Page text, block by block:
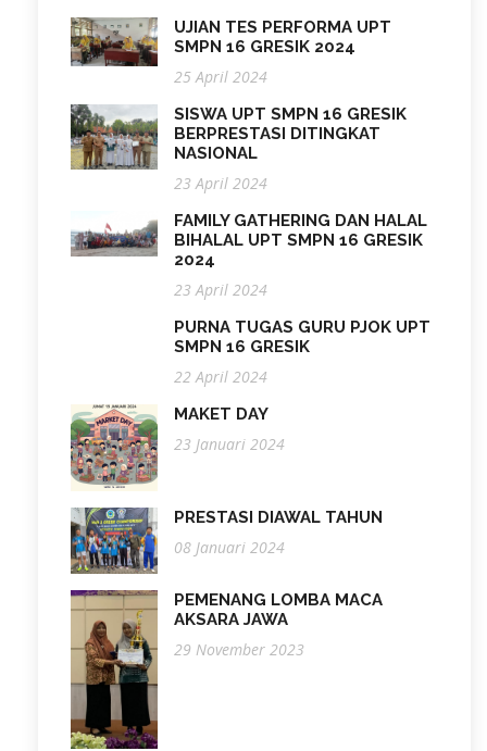
UJIAN TES PERFORMA UPT
SMPN 16 GRESIK 2024
25 April 2024
SISWA UPT SMPN 16 GRESIK
BERPRESTASI DITINGKAT
NASIONAL
23 April 2024
FAMILY GATHERING DAN HALAL
BIHALAL UPT SMPN 16 GRESIK
2024
23 April 2024
PURNA TUGAS GURU PJOK UPT
SMPN 16 GRESIK
22 April 2024
MAKET DAY
23 Januari 2024
PRESTASI DIAWAL TAHUN
08 Januari 2024
PEMENANG LOMBA MACA
AKSARA JAWA
29 November 2023